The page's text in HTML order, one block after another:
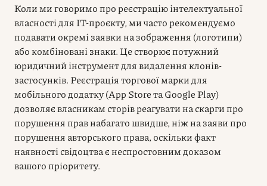
Коли ми говоримо про реєстрацію інтелектуальної
власності для IT-проєкту, ми часто рекомендуємо
подавати окремі заявки на зображення (логотипи)
або комбіновані знаки. Це створює потужний
юридичний інструмент для видалення клонів-
застосунків. Реєстрація торгової марки для
мобільного додатку (App Store та Google Play)
дозволяє власникам сторів реагувати на скарги про
порушення прав набагато швидше, ніж на заяви про
порушення авторського права, оскільки факт
наявності свідоцтва є неспростовним доказом
вашого пріоритету.